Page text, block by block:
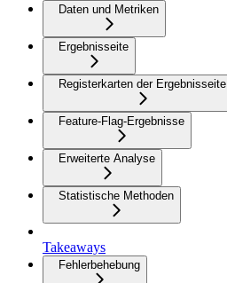
Daten und Metriken
Ergebnisseite
Registerkarten der Ergebnisseite
Feature-Flag-Ergebnisse
Erweiterte Analyse
Statistische Methoden
Takeaways
Fehlerbehebung